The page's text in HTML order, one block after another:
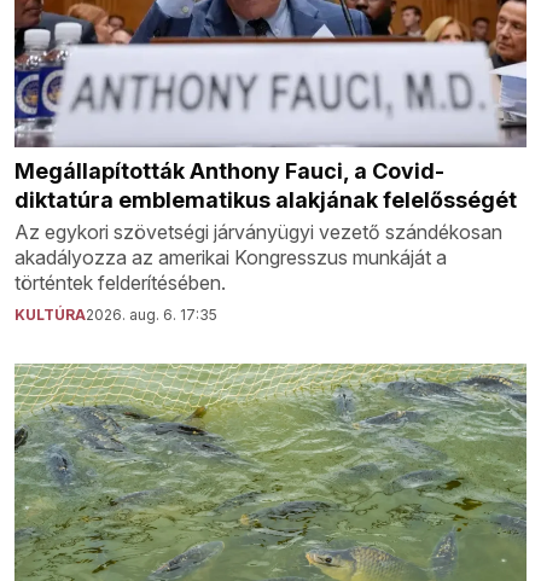
Megállapították Anthony Fauci, a Covid-
diktatúra emblematikus alakjának felelősségét
Az egykori szövetségi járványügyi vezető szándékosan
akadályozza az amerikai Kongresszus munkáját a
történtek felderítésében.
KULTÚRA2026. aug. 6. 17:35